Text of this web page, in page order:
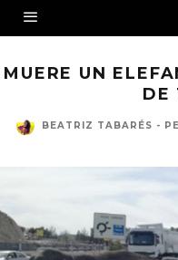
MUERE UN
DE
BEATRIZ TABARÉS -